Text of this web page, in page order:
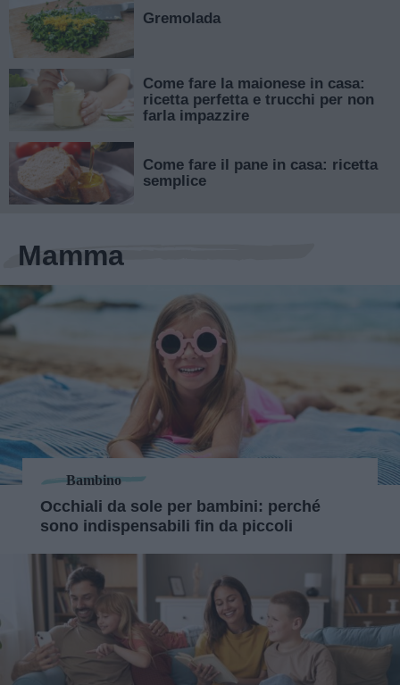
Gremolada
Come fare la maionese in casa:
ricetta perfetta e trucchi per non
farla impazzire
Come fare il pane in casa: ricetta
semplice
Mamma
Bambino
Occhiali da sole per bambini: perché
sono indispensabili fin da piccoli